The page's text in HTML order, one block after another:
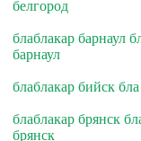
белгород
блаблакар барнаул
барнаул
блаблакар бийск
блаблакар брянск
брянск